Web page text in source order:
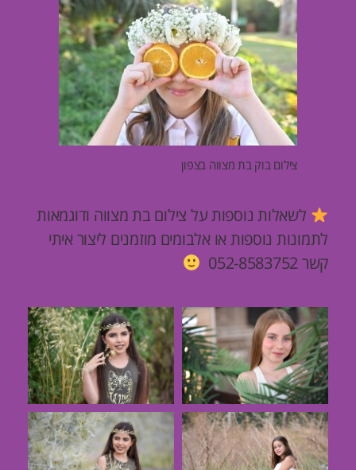
צילום בוק בת מצווה בצפון
לשאלות נוספות על צילום בת מצווה ודוגמאות
לתמונות נוספות או אלבומים מוזמנים ליצור איתי
קשר052-8583752